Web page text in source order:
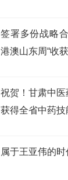
签署多份战略
港澳山东周“收
祝贺！甘肃中
获得全省中药
属于王亚伟的